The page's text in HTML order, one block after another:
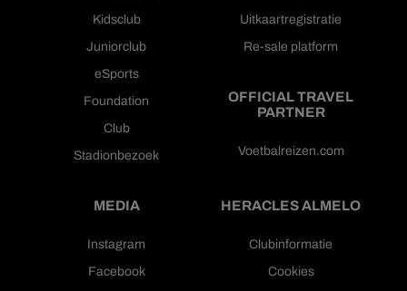
Kidsclub
Juniorclub
eSports
Foundation
Club
Stadionbezoek
Uitkaartregistratie
Re-sale platform
OFFICIAL TRAVEL
PARTNER
Voetbalreizen.com
MEDIA
Instagram
Facebook
HERACLES ALMELO
Clubinformatie
Cookies